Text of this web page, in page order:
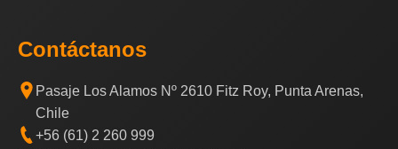
Contáctanos
Pasaje Los Alamos Nº 2610 Fitz Roy, Punta Arenas,
Chile
+56 (61) 2 260 999